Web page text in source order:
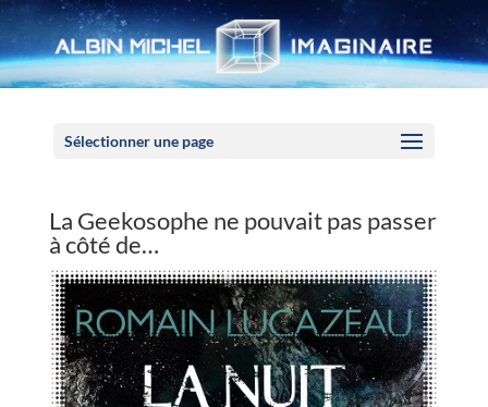
Sélectionner une page
La Geekosophe ne pouvait pas passer
à côté de…
Panneau de gestion des cookies